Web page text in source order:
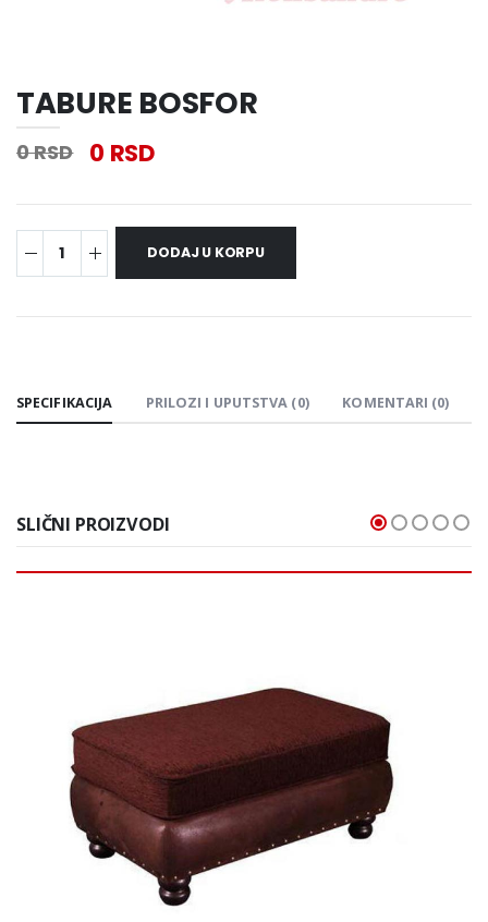
TABURE BOSFOR
0 RSD 0 RSD
SPECIFIKACIJA PRILOZI I UPUTSTVA (0) KOMENTARI (0)
SLIČNI PROIZVODI